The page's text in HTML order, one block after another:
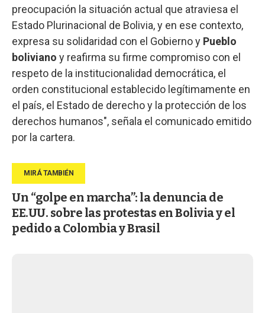
preocupación la situación actual que atraviesa el
Estado Plurinacional de Bolivia, y en ese contexto,
expresa su solidaridad con el Gobierno y Pueblo
boliviano y reafirma su firme compromiso con el
respeto de la institucionalidad democrática, el
orden constitucional establecido legítimamente en
el país, el Estado de derecho y la protección de los
derechos humanos", señala el comunicado emitido
por la cartera.
Un “golpe en marcha”: la denuncia de
EE.UU. sobre las protestas en Bolivia y el
pedido a Colombia y Brasil